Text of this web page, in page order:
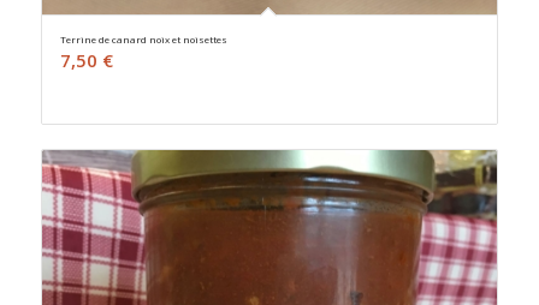
Terrine de canard noix et noisettes
7,50 €